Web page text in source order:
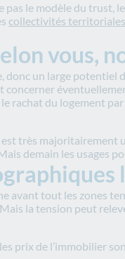
le modèle du
collectivités territoriales
vous,
donc un large potentiel
rachat du logement
est très
demain les usages
avant tout les zones
la tension peut
prix de l’immobilier